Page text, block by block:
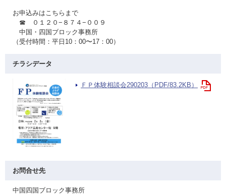
お申込みはこちらまで
☎ ０１２０−８７４−００９
中国・四国ブロック事務所
（受付時間：平日10：00〜17：00）
チラシデータ
ＦＰ体験相談会290203（PDF/83.2KB）
お問合せ先
中国四国ブロック事務所